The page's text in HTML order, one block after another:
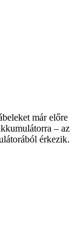
már előre
– az
érkezik.